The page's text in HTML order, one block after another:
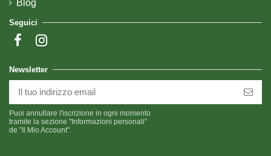
Blog
Seguici
Newsletter
Puoi annullare l'iscrizione in ogni momento
tramite la sezione "Informazioni personali"
de "Il Mio Account".